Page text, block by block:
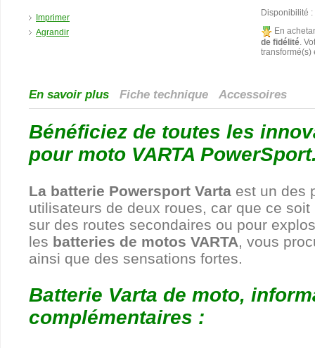
Imprimer
Agrandir
Disponibilité :
En
de fidélité.
En savoir plus Fiche technique Accessoires
Bénéficiez de toutes les
pour moto VARTA
La batterie Powersport Varta est un des
utilisateurs de deux roues, car que ce
sur des routes secondaires ou pour
les batteries de motos VARTA, vous
ainsi que des sensations fortes.
Batterie Varta de moto,
complémentaires :